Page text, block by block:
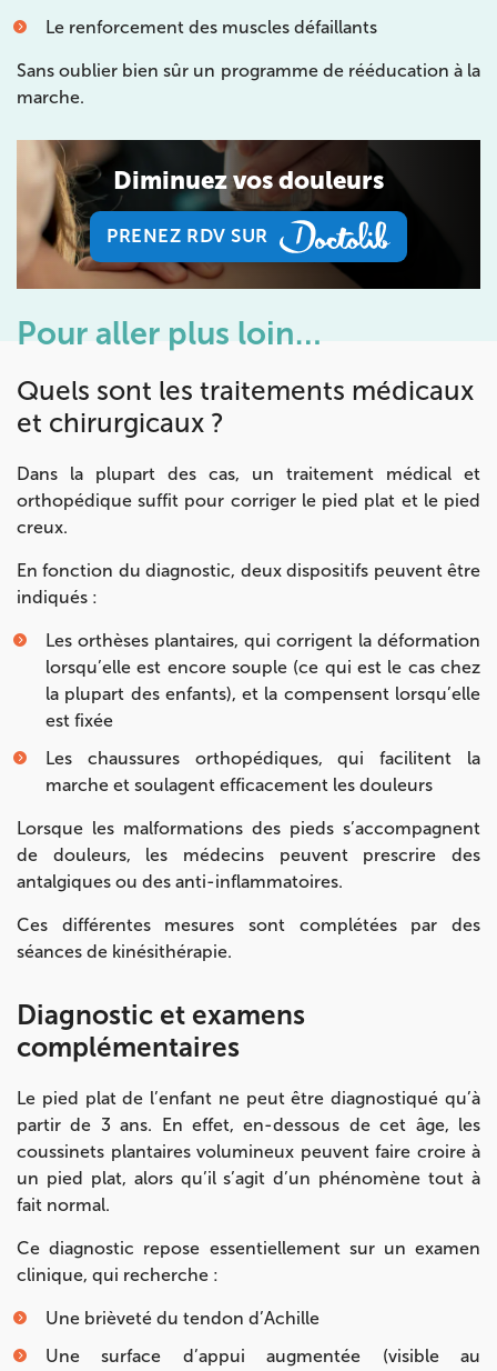
Le renforcement des muscles défaillants
Sans oublier bien sûr un programme de rééducation à la
marche.
Diminuez vos douleurs
PRENEZ RDV SUR
PRENEZ RDV SUR
Pour aller plus loin…
Quels sont les traitements médicaux
et chirurgicaux ?
Dans la plupart des cas, un traitement médical et
orthopédique suffit pour corriger le pied plat et le pied
creux.
En fonction du diagnostic, deux dispositifs peuvent être
indiqués :
Les orthèses plantaires, qui corrigent la déformation
lorsqu’elle est encore souple (ce qui est le cas chez
la plupart des enfants), et la compensent lorsqu’elle
est fixée
Les chaussures orthopédiques, qui facilitent la
marche et soulagent efficacement les douleurs
Lorsque les malformations des pieds s’accompagnent
de douleurs, les médecins peuvent prescrire des
antalgiques ou des anti-inflammatoires.
Ces différentes mesures sont complétées par des
séances de kinésithérapie.
Diagnostic et examens
complémentaires
Le pied plat de l’enfant ne peut être diagnostiqué qu’à
partir de 3 ans. En effet, en-dessous de cet âge, les
coussinets plantaires volumineux peuvent faire croire à
un pied plat, alors qu’il s’agit d’un phénomène tout à
fait normal.
Ce diagnostic repose essentiellement sur un examen
clinique, qui recherche :
Une brièveté du tendon d’Achille
Une surface d’appui augmentée (visible au
Prenez RDV sur
Prenez RDV sur
IK MORANGIS
85 Av. de Balzac 91420 Morangis
Prenez RDV sur
8 Rue de Paris 92190 Meudon
8 Rue de Paris 92190 Meudon
01 40 95 01 09
Prenez RDV sur
Prenez RDV sur